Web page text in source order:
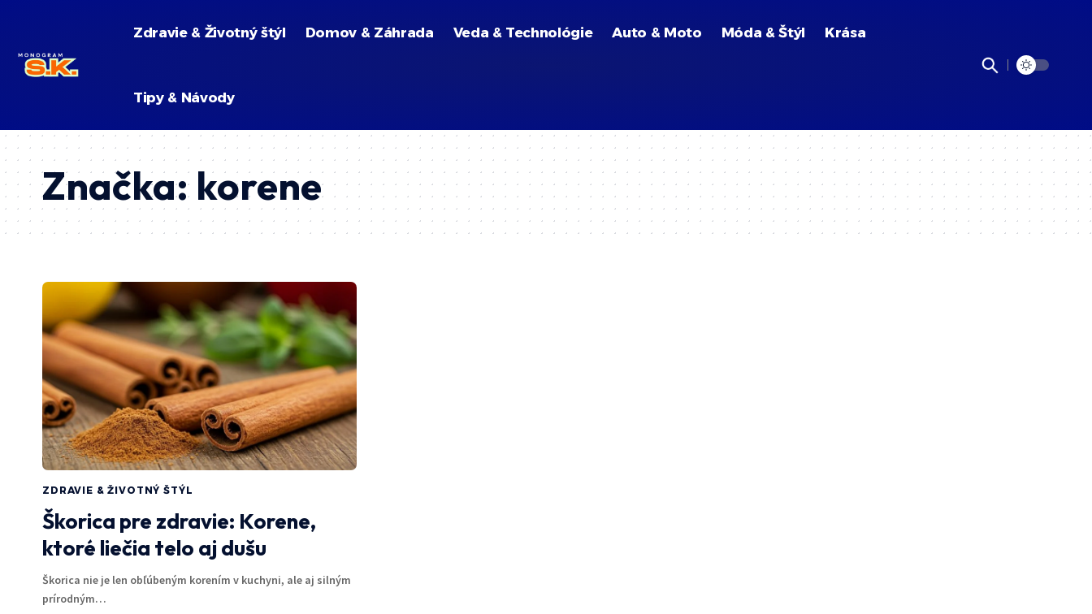
Zdravie & Životný štýl Domov & Záhrada Veda & Technológie Auto & Moto Móda & Štýl Krása
Tipy & Návody
Značka:korene
ZDRAVIE & ŽIVOTNÝ ŠTÝL
Škorica pre zdravie: Korene,
ktoré liečia telo aj dušu
Škorica nie je len obľúbeným korením v kuchyni, ale aj silným
prírodným…